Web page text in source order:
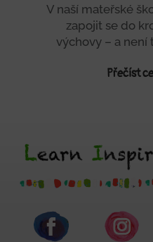
V naší mateřské
zapojit se do
výchovy – a není
Přečíst